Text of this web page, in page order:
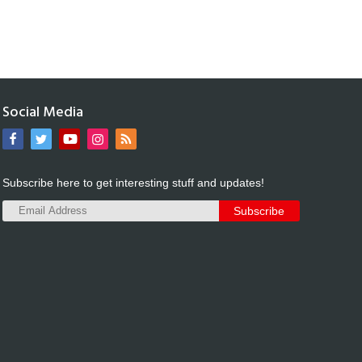
Social Media
Subscribe here to get interesting stuff and updates!